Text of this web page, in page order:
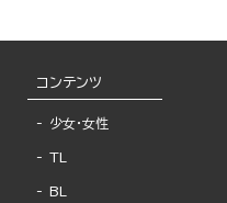
コンテンツ
少女・女性
TL
BL